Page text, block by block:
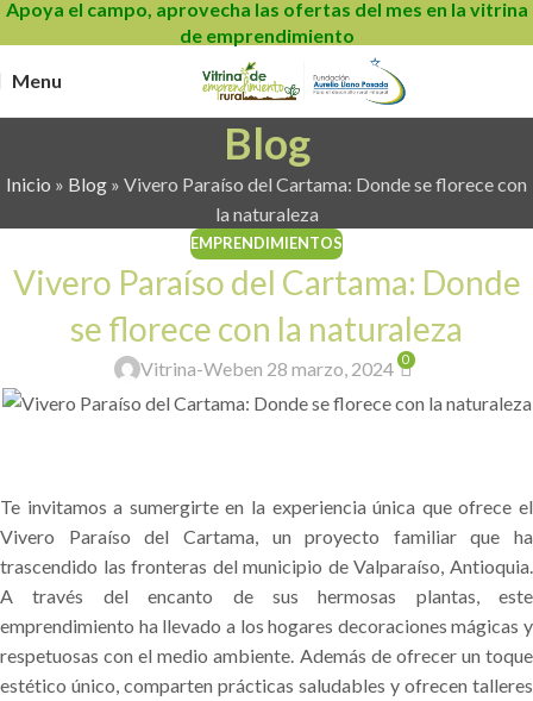
Apoya el campo, aprovecha las ofertas del mes en la vitrina
de emprendimiento
Menu
Blog
Inicio » Blog » Vivero Paraíso del Cartama: Donde se florece con
la naturaleza
EMPRENDIMIENTOS
Vivero Paraíso del Cartama: Donde
se florece con la naturaleza
Vitrina-Weben 28 marzo, 2024 0
Te invitamos a sumergirte en la experiencia única que ofrece el
Vivero Paraíso del Cartama, un proyecto familiar que ha
trascendido las fronteras del municipio de Valparaíso, Antioquia.
A través del encanto de sus hermosas plantas, este
emprendimiento ha llevado a los hogares decoraciones mágicas y
respetuosas con el medio ambiente. Además de ofrecer un toque
estético único, comparten prácticas saludables y ofrecen talleres